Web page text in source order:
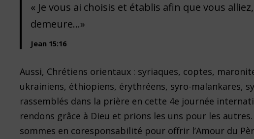
« Je vous ai choisis et établis afin que vous
demeure…»
Jean 15:16
Aussi, Chrétiens orientaux : syriaques, coptes,
ukrainiens, éthiopiens, érythréens, syro-malankares,
rassemblés dans la prière en cette 4e journée
rendons grâce à Dieu et prions les uns pour les
sommes en coresponsabilité pour offrir l’Amour du